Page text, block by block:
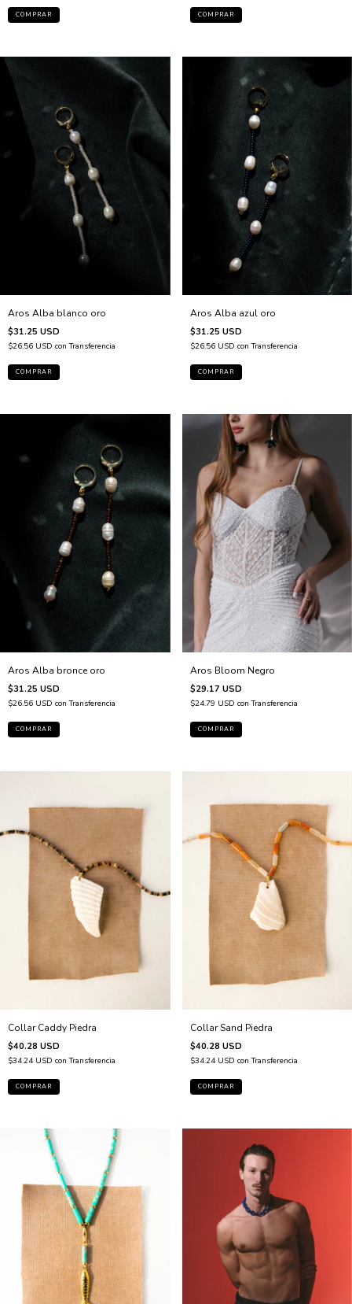
Aros Alba blanco oro
$31.25 USD
$26.56 USD con Transferencia
Aros Alba azul oro
$31.25 USD
$26.56 USD con Transferencia
Aros Alba bronce oro
$31.25 USD
$26.56 USD con Transferencia
Aros Bloom Negro
$29.17 USD
$24.79 USD con Transferencia
Collar Caddy Piedra
$40.28 USD
$34.24 USD con Transferencia
Collar Sand Piedra
$40.28 USD
$34.24 USD con Transferencia